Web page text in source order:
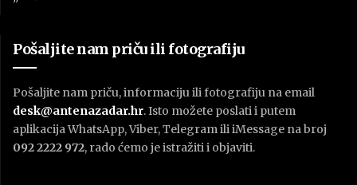
Pošaljite nam priču ili fotografiju
Pošaljite nam priču, informaciju ili fotografiju na email
desk@antenazadar.hr. Isto možete poslati i putem
aplikacija WhatsApp, Viber, Telegram ili iMessage na broj
092 2222 972, rado ćemo je istražiti i objaviti.